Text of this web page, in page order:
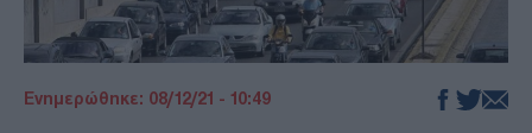
Ενημερώθηκε: 08/12/21 - 10:49